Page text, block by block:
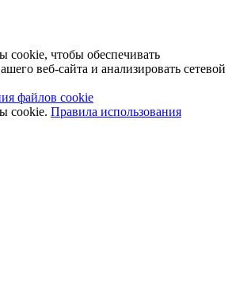
чтобы обеспечивать
веб-сайта и анализировать сетевой
файлов cookie
cookie. Правила использования